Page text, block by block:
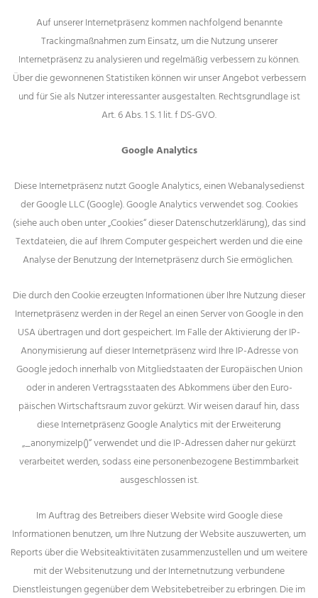
Auf unserer Internetpräsenz kommen nachfolgend benannte
Trackingmaßnahmen zum Einsatz, um die Nutzung unserer
Internetpräsenz zu analysieren und regelmäßig verbessern zu können.
Über die gewonnenen Statistiken können wir unser Angebot verbessern
und für Sie als Nutzer interessanter ausgestalten. Rechtsgrundlage ist
Art. 6 Abs. 1 S. 1 lit. f DS-GVO.
Google Analytics
Diese Internetpräsenz nutzt Google Analytics, einen Webanalysedienst
der Google LLC (Google). Google Analytics verwendet sog. Cookies
(siehe auch oben unter „Cookies“ dieser Datenschutzerklärung), das sind
Textdateien, die auf Ihrem Computer gespeichert werden und die eine
Analyse der Benutzung der Internetpräsenz durch Sie ermöglichen.
Die durch den Cookie erzeugten Informationen über Ihre Nutzung dieser
Internetpräsenz werden in der Regel an einen Server von Google in den
USA übertragen und dort gespeichert. Im Falle der Aktivierung der IP-
Anonymisierung auf dieser Internetpräsenz wird Ihre IP-Adresse von
Google jedoch innerhalb von Mitgliedstaaten der Europäischen Union
oder in anderen Vertragsstaaten des Abkommens über den Euro-
päischen Wirtschaftsraum zuvor gekürzt. Wir weisen darauf hin, dass
diese Internetpräsenz Google Analytics mit der Erweiterung
„_anonymizeIp()“ verwendet und die IP-Adressen daher nur gekürzt
verarbeitet werden, sodass eine personenbezogene Bestimmbarkeit
ausgeschlossen ist.
Im Auftrag des Betreibers dieser Website wird Google diese
Informationen benutzen, um Ihre Nutzung der Website auszuwerten, um
Reports über die Websiteaktivitäten zusammenzustellen und um weitere
mit der Websitenutzung und der Internetnutzung verbundene
Dienstleistungen gegenüber dem Websitebetreiber zu erbringen. Die im